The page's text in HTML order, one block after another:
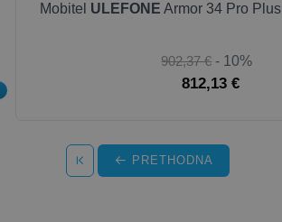
Mobitel ULEFONE Armor 34 Pro Plus
902,37 € - 10%
812,13 €
PRETHODNA